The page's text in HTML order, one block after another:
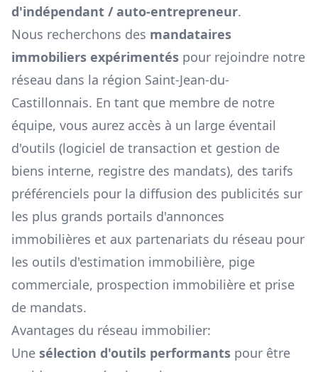
d'indépendant / auto-entrepreneur.
Nous recherchons des mandataires
immobiliers expérimentés pour rejoindre notre
réseau dans la région Saint-Jean-du-
Castillonnais. En tant que membre de notre
équipe, vous aurez accès à un large éventail
d'outils (logiciel de transaction et gestion de
biens interne, registre des mandats), des tarifs
préférenciels pour la diffusion des publicités sur
les plus grands portails d'annonces
immobilières et aux partenariats du réseau pour
les outils d'estimation immobilière, pige
commerciale, prospection immobilière et prise
de mandats.
Avantages du réseau immobilier:
Une sélection d'outils performants pour être